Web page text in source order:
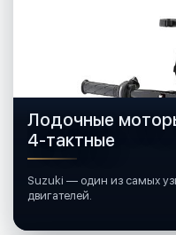
Лодочные
4-тактные
Suzuki — один из самых
двигателей.